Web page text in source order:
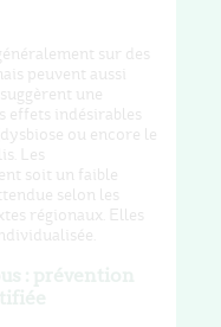
sur des
peuvent aussi
une
effets indésirables
ou encore le
Les
soit un faible
selon les
régionaux. Elles